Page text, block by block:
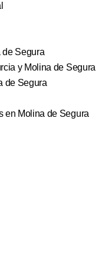
de Segura
y Molina de Segura
de Segura
en Molina de Segura